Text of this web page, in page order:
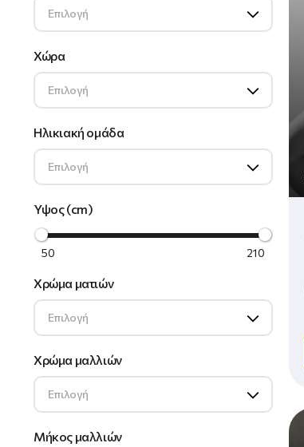
Επιλογή
Χώρα
Επιλογή
Ηλικιακή ομάδα
Επιλογή
Ύψος (cm)
50 210
Χρώμα ματιών
Επιλογή
Χρώμα μαλλιών
Επιλογή
Μήκος μαλλιών